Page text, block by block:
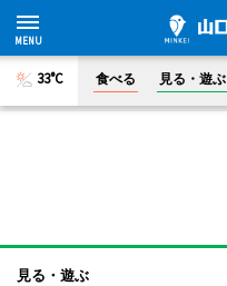
33°C 食べる 見る・遊ぶ
見る・遊ぶ